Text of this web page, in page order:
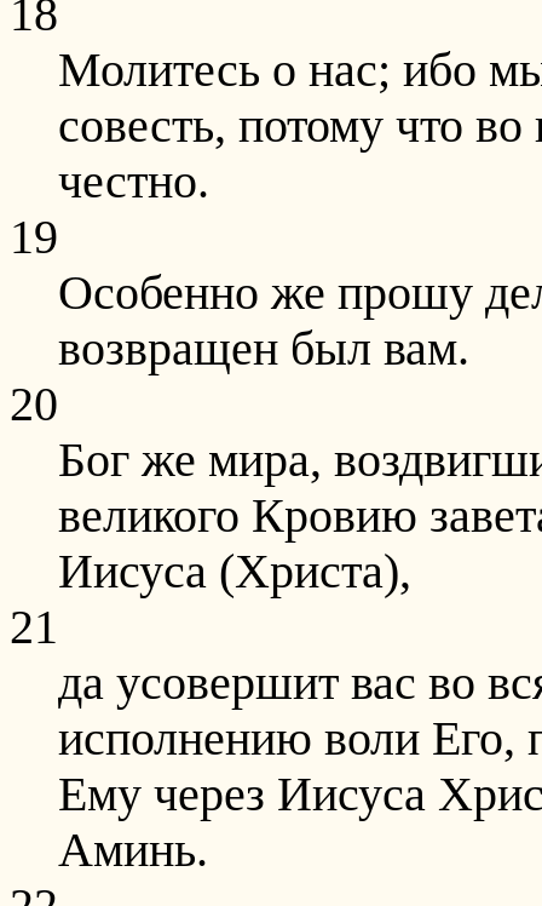
18
Молитесь о нас; ибо
совесть, потому что
честно.
19
Особенно же прошу
возвращен был вам.
20
Бог же мира,
великого Кровию
Иисуса (Христа),
21
да усовершит вас во
исполнению воли Его,
Ему через Иисуса
Аминь.